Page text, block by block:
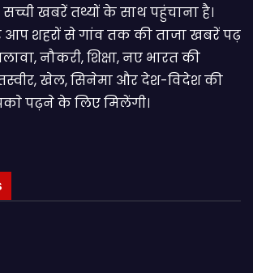
खबरें तथ्यों के साथ पहुंचाना है।
आप शहरों से गांव तक की ताजा खबरें पढ़
नौकरी, शिक्षा, नए भारत की
खेल, सिनेमा और देश-विदेश की
पढ़ने के लिए मिलेंगी।